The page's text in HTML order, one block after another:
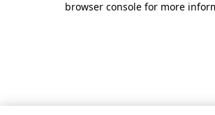
browser console for more